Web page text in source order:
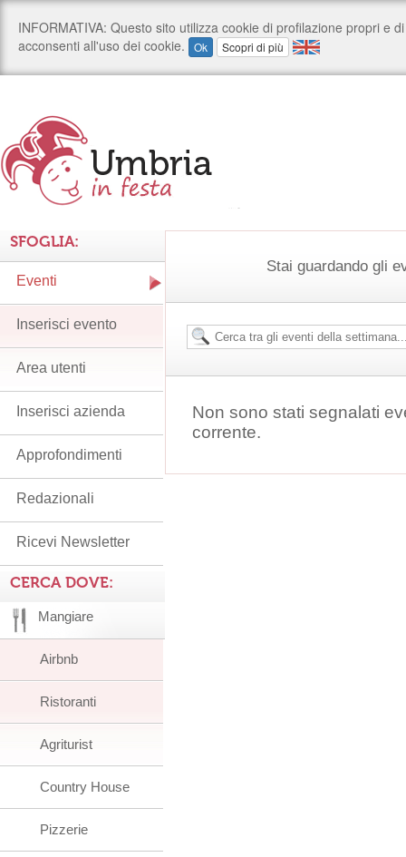
Stai guardando gli
Non sono stati segnalati
corrente.
SFOGLIA:
Eventi
Inserisci evento
Area utenti
Inserisci azienda
Approfondimenti
Redazionali
Ricevi Newsletter
CERCA DOVE:
Mangiare
Airbnb
Ristoranti
Agriturist
Country House
Pizzerie